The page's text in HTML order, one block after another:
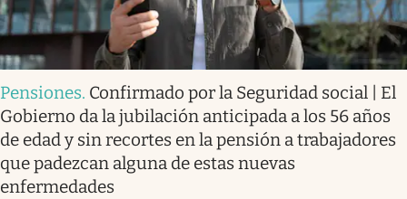
Pensiones. Confirmado por la Seguridad social | El
Gobierno da la jubilación anticipada a los 56 años
de edad y sin recortes en la pensión a trabajadores
que padezcan alguna de estas nuevas
enfermedades